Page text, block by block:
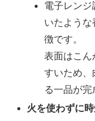
電子レンジ
いたよう
徴です。
表面はこん
すいため、
る一品が完
火を使わずに